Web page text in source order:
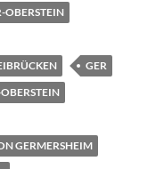
OBERSTEIN
GER
GERMERSHEIM